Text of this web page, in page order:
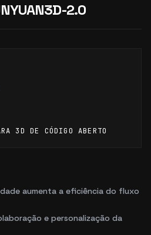
2.0
3D DE CÓDIGO ABERTO
aumenta a eficiência do fluxo
e personalização da